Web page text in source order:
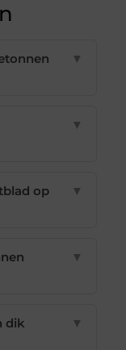
▼
▼
op
▼
▼
dik
▼